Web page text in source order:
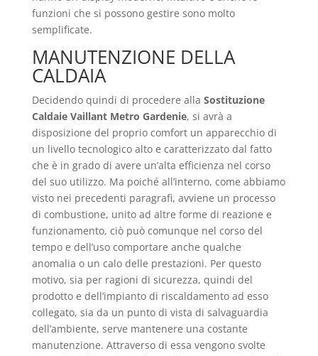
funzioni che si possono gestire sono molto
semplificate.
MANUTENZIONE DELLA
CALDAIA
Decidendo quindi di procedere alla Sostituzione
Caldaie Vaillant Metro Gardenie, si avrà a
disposizione del proprio comfort un apparecchio di
un livello tecnologico alto e caratterizzato dal fatto
che è in grado di avere un’alta efficienza nel corso
del suo utilizzo. Ma poiché all’interno, come abbiamo
visto nei precedenti paragrafi, avviene un processo
di combustione, unito ad altre forme di reazione e
funzionamento, ciò può comunque nel corso del
tempo e dell’uso comportare anche qualche
anomalia o un calo delle prestazioni. Per questo
motivo, sia per ragioni di sicurezza, quindi del
prodotto e dell’impianto di riscaldamento ad esso
collegato, sia da un punto di vista di salvaguardia
dell’ambiente, serve mantenere una costante
manutenzione. Attraverso di essa vengono svolte